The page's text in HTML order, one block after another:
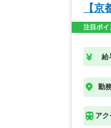
【
注目ポイ
給
勤
アク